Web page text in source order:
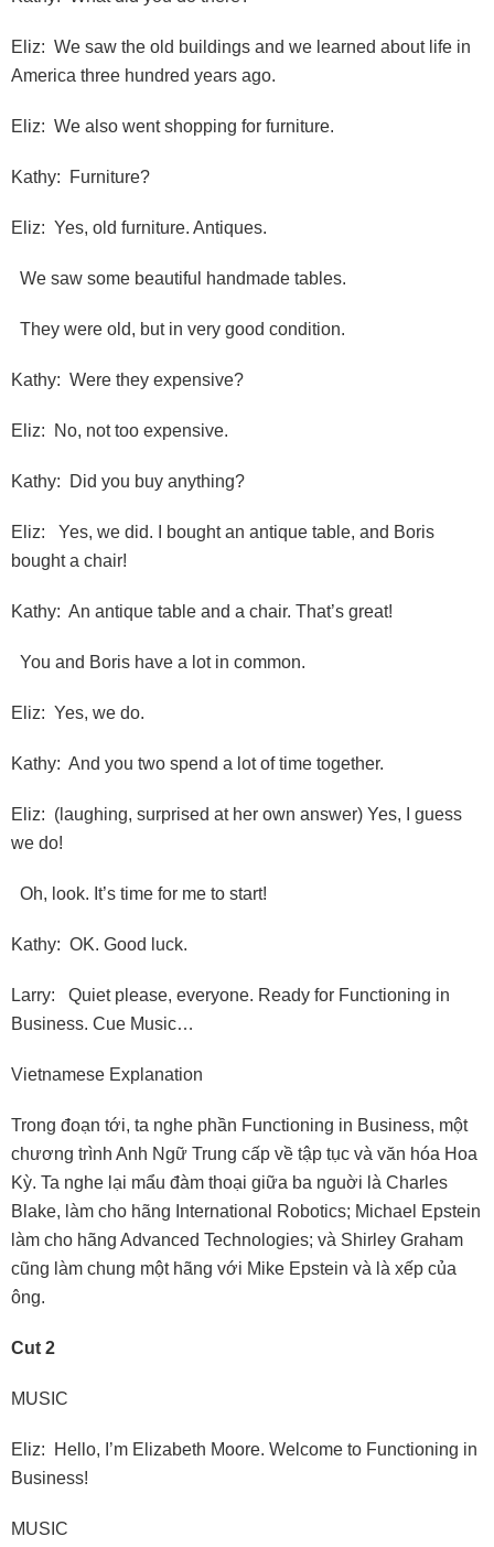
Eliz: We saw the old buildings and we learned about life in
America three hundred years ago.
Eliz: We also went shopping for furniture.
Kathy: Furniture?
Eliz: Yes, old furniture. Antiques.
We saw some beautiful handmade tables.
They were old, but in very good condition.
Kathy: Were they expensive?
Eliz: No, not too expensive.
Kathy: Did you buy anything?
Eliz: Yes, we did. I bought an antique table, and Boris
bought a chair!
Kathy: An antique table and a chair. That’s great!
You and Boris have a lot in common.
Eliz: Yes, we do.
Kathy: And you two spend a lot of time together.
Eliz: (laughing, surprised at her own answer) Yes, I guess
we do!
Oh, look. It’s time for me to start!
Kathy: OK. Good luck.
Larry: Quiet please, everyone. Ready for Functioning in
Business. Cue Music…
Vietnamese Explanation
Trong đoạn tới, ta nghe phần Functioning in Business, một
chương trình Anh Ngữ Trung cấp về tập tục và văn hóa Hoa
Kỳ. Ta nghe lại mẩu đàm thoại giữa ba nguời là Charles
Blake, làm cho hãng International Robotics; Michael Epstein
làm cho hãng Advanced Technologies; và Shirley Graham
cũng làm chung một hãng với Mike Epstein và là xếp của
ông.
Cut 2
MUSIC
Eliz: Hello, I’m Elizabeth Moore. Welcome to Functioning in
Business!
MUSIC